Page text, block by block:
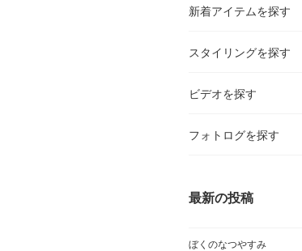
新着アイテムを探す
スタイリングを探す
ビデオを探す
フォトログを探す
最新の投稿
ぼくのなつやすみ